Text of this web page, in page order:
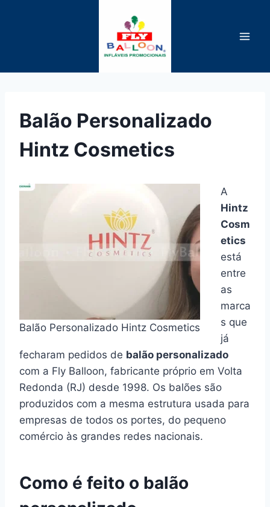
Balão Personalizado
Hintz Cosmetics
Balão Personalizado Hintz Cosmetics
A
Hintz
Cosm
etics
está
entre
as
marca
s que
já
fecharam pedidos de balão personalizado
com a Fly Balloon, fabricante próprio em Volta
Redonda (RJ) desde 1998. Os balões são
produzidos com a mesma estrutura usada para
empresas de todos os portes, do pequeno
comércio às grandes redes nacionais.
Como é feito o balão